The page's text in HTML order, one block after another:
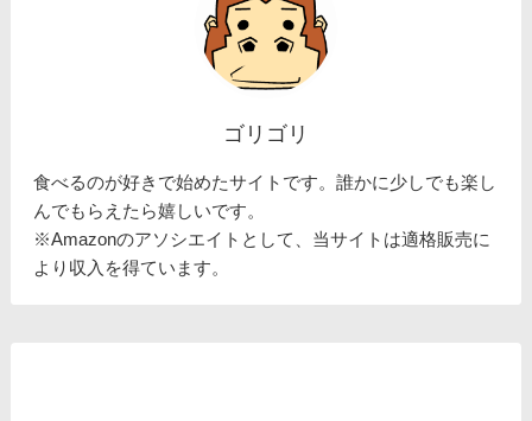
ゴリゴリ
食べるのが好きで始めたサイトです。誰かに少しでも楽し
んでもらえたら嬉しいです。
※Amazonのアソシエイトとして、当サイトは適格販売に
より収入を得ています。